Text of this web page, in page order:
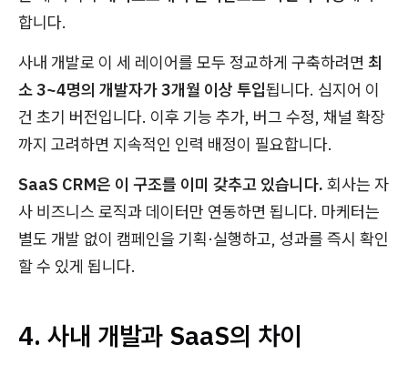
합니다.
사내 개발로 이 세 레이어를 모두 정교하게 구축하려면 최
소 3~4명의 개발자가 3개월 이상 투입됩니다. 심지어 이
건 초기 버전입니다. 이후 기능 추가, 버그 수정, 채널 확장
까지 고려하면 지속적인 인력 배정이 필요합니다.
SaaS CRM은 이 구조를 이미 갖추고 있습니다. 회사는 자
사 비즈니스 로직과 데이터만 연동하면 됩니다. 마케터는
별도 개발 없이 캠페인을 기획·실행하고, 성과를 즉시 확인
할 수 있게 됩니다.
4. 사내 개발과 SaaS의 차이